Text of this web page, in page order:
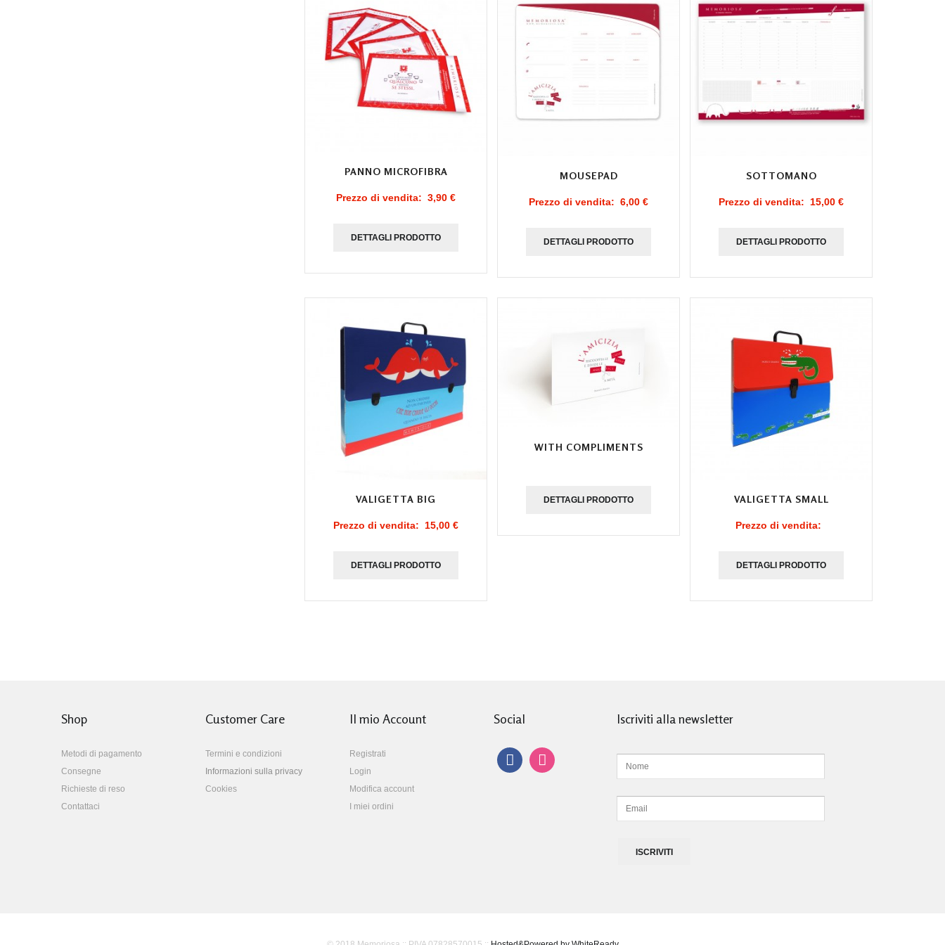
PANNO MICROFIBRA
Prezzo di vendita: 3,90 €
DETTAGLI PRODOTTO
MOUSEPAD
Prezzo di vendita: 6,00 €
DETTAGLI PRODOTTO
SOTTOMANO
Prezzo di vendita: 15,00 €
DETTAGLI PRODOTTO
VALIGETTA BIG
Prezzo di vendita: 15,00 €
DETTAGLI PRODOTTO
WITH COMPLIMENTS
DETTAGLI PRODOTTO VALIGETTA SMALL
Prezzo di vendita:
DETTAGLI PRODOTTO
Shop
Metodi di pagamento
Consegne
Richieste di reso
Contattaci
Customer Care
Termini e condizioni
Informazioni sulla privacy
Cookies
Il mio Account
Registrati
Login
Modifica account
I miei ordini
Social Iscriviti alla newsletter